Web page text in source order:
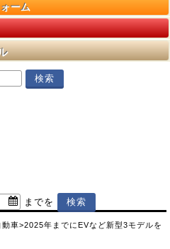
ーム
までを
動車>2025年までにEVなど新型3モデルを